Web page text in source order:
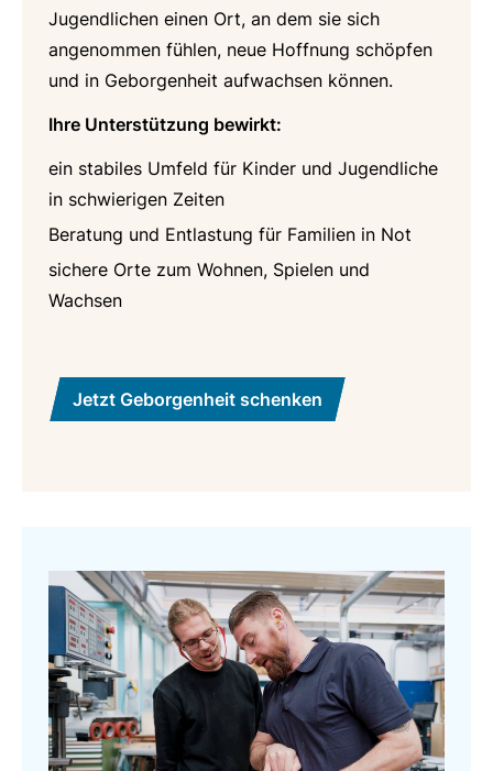
Jugendlichen einen Ort, an dem sie sich
angenommen fühlen, neue Hoffnung schöpfen
und in Geborgenheit aufwachsen können.
Ihre Unterstützung bewirkt:
ein stabiles Umfeld für Kinder und Jugendliche
in schwierigen Zeiten
Beratung und Entlastung für Familien in Not
sichere Orte zum Wohnen, Spielen und
Wachsen
Jetzt Geborgenheit schenken